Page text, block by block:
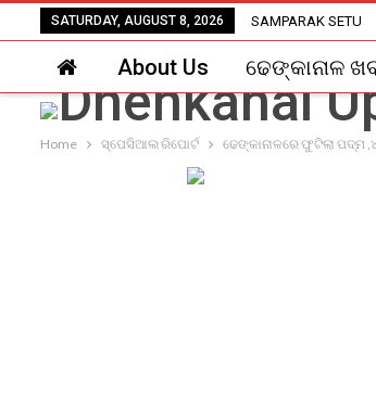
SATURDAY, AUGUST 8, 2026 SAMPARAK SETU
About Us ଢେଙ୍କାନାଳ
Home ସ୍ପେସିଆଲ ରିପୋର୍ଟ ଢେଙ୍କାନାଳରେ ଫୁଟିଲା ପଦ୍ମ